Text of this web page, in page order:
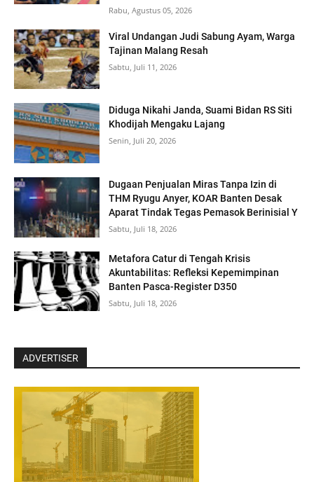
Rabu, Agustus 05, 2026
Viral Undangan Judi Sabung Ayam, Warga
Tajinan Malang Resah
Sabtu, Juli 11, 2026
Diduga Nikahi Janda, Suami Bidan RS Siti
Khodijah Mengaku Lajang
Senin, Juli 20, 2026
Dugaan Penjualan Miras Tanpa Izin di
THM Ryugu Anyer, KOAR Banten Desak
Aparat Tindak Tegas Pemasok Berinisial Y
Sabtu, Juli 18, 2026
Metafora Catur di Tengah Krisis
Akuntabilitas: Refleksi Kepemimpinan
Banten Pasca-Register D350
Sabtu, Juli 18, 2026
ADVERTISER